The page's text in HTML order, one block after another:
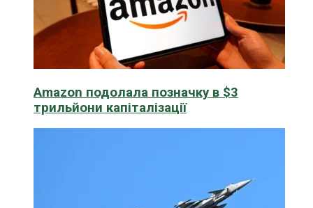
Amazon подолала позначку в $3
трильйони капіталізації